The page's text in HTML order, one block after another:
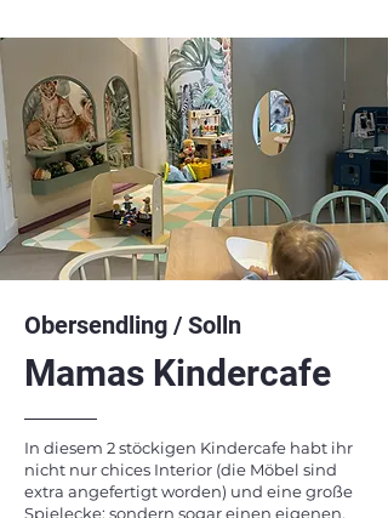
Obersendling / Solln
Mamas Kindercafe
In diesem 2 stöckigen Kindercafe habt ihr
nicht nur chices Interior (die Möbel sind
extra angefertigt worden) und eine große
Spielecke: sondern sogar einen eigenen,